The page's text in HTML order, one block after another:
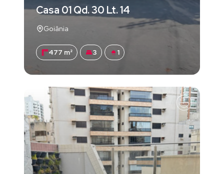
Casa 01 Qd. 30 Lt. 14
Goiânia
477 m² 3 1